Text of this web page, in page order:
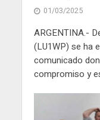
01/03/2025
ARGENTINA.-
(LU1WP) se ha
comunicado
compromiso y